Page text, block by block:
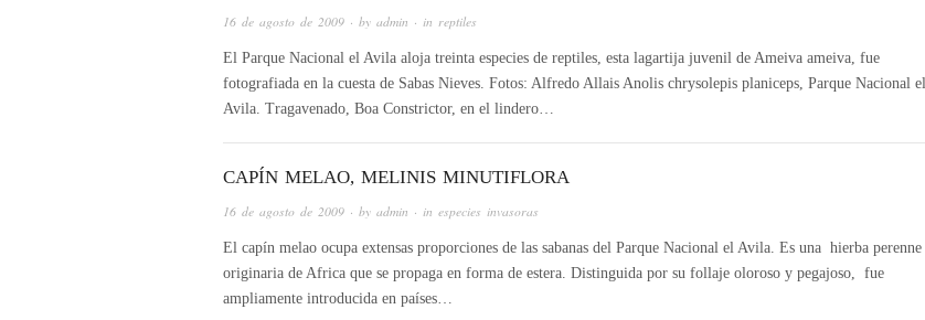
16 de agosto de 2009 · by admin · in reptiles
El Parque Nacional el Avila aloja treinta especies de reptiles, esta lagartija juvenil de Ameiva ameiva, fue
fotografiada en la cuesta de Sabas Nieves. Fotos: Alfredo Allais Anolis chrysolepis planiceps, Parque Nacional el
Avila. Tragavenado, Boa Constrictor, en el lindero…
CAPÍN MELAO, MELINIS MINUTIFLORA
16 de agosto de 2009 · by admin · in especies invasoras
El capín melao ocupa extensas proporciones de las sabanas del Parque Nacional el Avila. Es una hierba perenne
originaria de Africa que se propaga en forma de estera. Distinguida por su follaje oloroso y pegajoso, fue
ampliamente introducida en países…